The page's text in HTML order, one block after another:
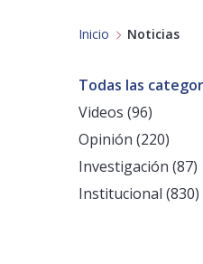
Inicio Noticias
Todas las
Videos (96)
Opinión (220)
Investigación (87)
Institucional (830)